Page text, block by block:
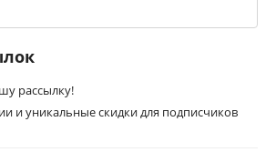
рассылку!
и уникальные скидки для подписчиков